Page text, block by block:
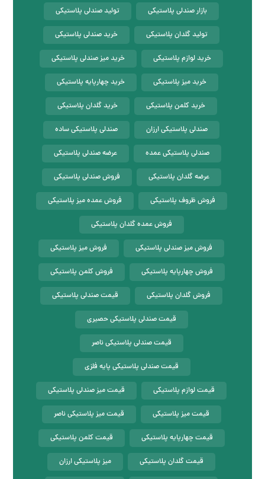
بازار صندلی پلاستیکی تولید صندلی پلاستیکی
تولید گلدان پلاستیکی خرید صندلی پلاستیکی
خرید لوازم پلاستیکی خرید میز صندلی پلاستیکی
خرید میز پلاستیکی خرید چهارپایه پلاستیکی
خرید کلمن پلاستیکی خرید گلدان پلاستیکی
صندلی پلاستیکی ارزان صندلی پلاستیکی ساده
صندلی پلاستیکی عمده عرضه صندلی پلاستیکی
عرضه گلدان پلاستیکی فروش صندلی پلاستیکی
فروش ظروف پلاستیکی فروش عمده میز پلاستیکی
فروش عمده گلدان پلاستیکی
فروش میز صندلی پلاستیکی فروش میز پلاستیکی
فروش چهارپایه پلاستیکی فروش کلمن پلاستیکی
فروش گلدان پلاستیکی قیمت صندلی پلاستیکی
قیمت صندلی پلاستیکی حصیری
قیمت صندلی پلاستیکی ناصر
قیمت صندلی پلاستیکی پایه فلزی
قیمت لوازم پلاستیکی قیمت میز صندلی پلاستیکی
قیمت میز پلاستیکی قیمت میز پلاستیکی ناصر
قیمت چهارپایه پلاستیکی قیمت کلمن پلاستیکی
قیمت گلدان پلاستیکی میز پلاستیکی ارزان